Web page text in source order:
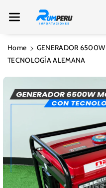
Nte Al Conte
Nido
Home
GENERADOR 6500W
TECNOLOGÍA ALEMANA
Ir
Información